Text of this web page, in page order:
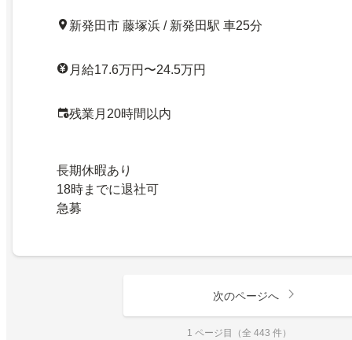
新発田市 藤塚浜 / 新発田駅 車25分
月給17.6万円〜24.5万円
残業月20時間以内
長期休暇あり
18時までに退社可
急募
次のページへ
1 ページ目（全 443 件）